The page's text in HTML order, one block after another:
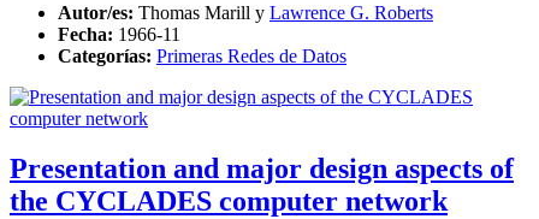
Autor/es: Thomas Marill y Lawrence G. Roberts
Fecha: 1966-11
Categorías: Primeras Redes de Datos
Presentation and major design aspects of
the CYCLADES computer network